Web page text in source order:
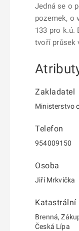
Jedná se o
pozemek, o
133 pro k.ú.
tvoří průsek
Zakladatel
Ministerstvo
Telefon
954009150
Osoba
Jiří Mrkvička
Katastrální
Brenná,
Česká Lípa